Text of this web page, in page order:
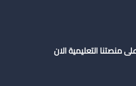
منصتنا التعليمية الان